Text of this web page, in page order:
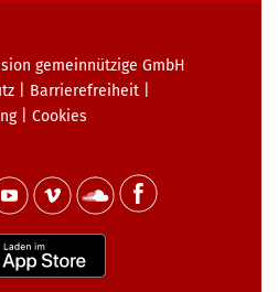
gemeinnützige GmbH
Barrierefreiheit
| Cookies